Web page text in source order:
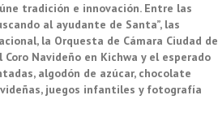
tradición e innovación. Entre las
al ayudante de Santa”, las
la Orquesta de Cámara Ciudad de
Navideño en Kichwa y el esperado
algodón de azúcar, chocolate
juegos infantiles y fotografía